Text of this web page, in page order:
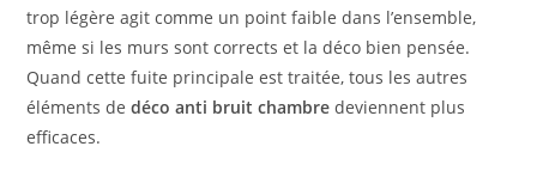
trop légère agit comme un point faible dans l’ensemble,
même si les murs sont corrects et la déco bien pensée.
Quand cette fuite principale est traitée, tous les autres
éléments dedéco anti bruit chambre deviennent plus
efficaces.